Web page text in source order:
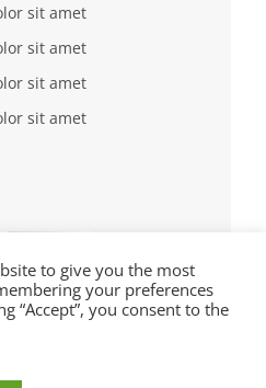
sit amet
sit amet
sit amet
sit amet
2025 |
to give you the most
your preferences
“Accept”, you consent to the